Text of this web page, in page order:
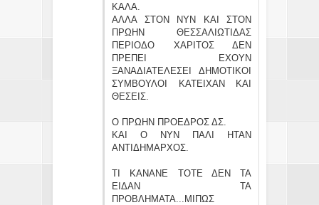
ΚΑΛΑ.
ΑΛΛΑ ΣΤΟΝ ΝΥΝ ΚΑΙ ΣΤΟΝ
ΠΡΩΗΝ ΘΕΣΣΑΛΙΩΤΙΔΑΣ
ΠΕΡΙΟΔΟ ΧΑΡΙΤΟΣ ΔΕΝ
ΠΡΕΠΕΙ ΕΧΟΥΝ
ΞΑΝΑΔΙΑΤΕΛΕΣΕΙ ΔΗΜΟΤΙΚΟΙ
ΣΥΜΒΟΥΛΟΙ ΚΑΤΕΙΧΑΝ ΚΑΙ
ΘΕΣΕΙΣ.
Ο ΠΡΩΗΝ ΠΡΟΕΔΡΟΣ ΔΣ.
ΚΑΙ Ο ΝΥΝ ΠΑΛΙ ΗΤΑΝ
ΑΝΤΙΔΗΜΑΡΧΟΣ.
ΤΙ ΚΑΝΑΝΕ ΤΟΤΕ ΔΕΝ ΤΑ
ΕΙΔΑΝ ΤΑ
ΠΡΟΒΛΗΜΑΤΑ...ΜΙΠΩΣ